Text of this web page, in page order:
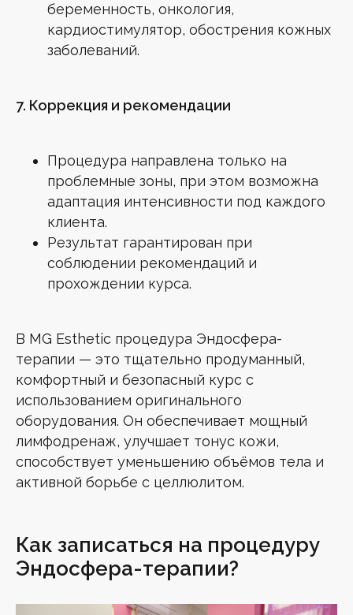
беременность, онкология,
кардиостимулятор, обострения кожных
заболеваний.
7. Коррекция и рекомендации
Процедура направлена только на
проблемные зоны, при этом возможна
адаптация интенсивности под каждого
клиента.
Результат гарантирован при
соблюдении рекомендаций и
прохождении курса.
В MG Esthetic процедура Эндосфера-
терапии — это тщательно продуманный,
комфортный и безопасный курс с
использованием оригинального
оборудования. Он обеспечивает мощный
лимфодренаж, улучшает тонус кожи,
способствует уменьшению объёмов тела и
активной борьбе с целлюлитом.
Как записаться на процедуру
Эндосфера-терапии?